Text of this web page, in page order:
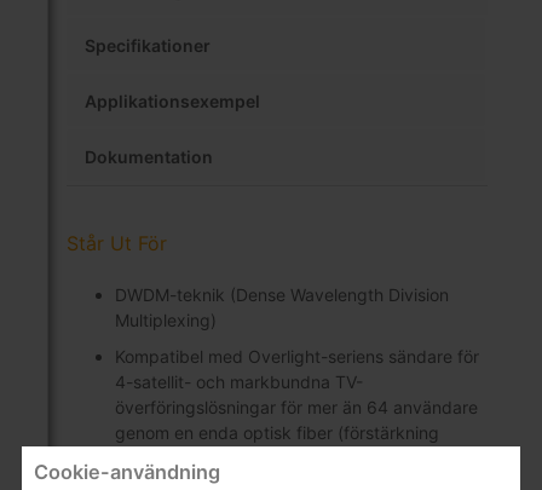
Specifikationer
Applikationsexempel
Dokumentation
Står Ut För
DWDM-teknik (Dense Wavelength Division
Multiplexing)
Kompatibel med Overlight-seriens sändare för
4-satellit- och markbundna TV-
överföringslösningar för mer än 64 användare
genom en enda optisk fiber (förstärkning
Cookie-användning